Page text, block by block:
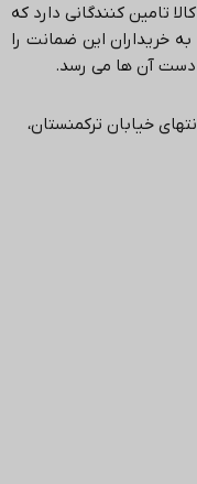
تامین کنندگانی دارد که
خریداران این ضمانت را
دست آن ها می رسد.
خیابان ترکمنستان،